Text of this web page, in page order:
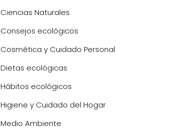
Ciencias Naturales
Consejos ecológicos
Cosmética y Cuidado Personal
Dietas ecológicas
Hábitos ecológicos
Higiene y Cuidado del Hogar
Medio Ambiente